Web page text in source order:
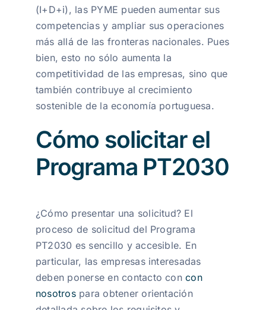
(I+D+i), las PYME pueden aumentar sus
competencias y ampliar sus operaciones
más allá de las fronteras nacionales. Pues
bien, esto no sólo aumenta la
competitividad de las empresas, sino que
también contribuye al crecimiento
sostenible de la economía portuguesa.
Cómo solicitar el
Programa PT2030
¿Cómo presentar una solicitud? El
proceso de solicitud del Programa
PT2030 es sencillo y accesible. En
particular, las empresas interesadas
deben ponerse en contacto concon
nosotrospara obtener orientación